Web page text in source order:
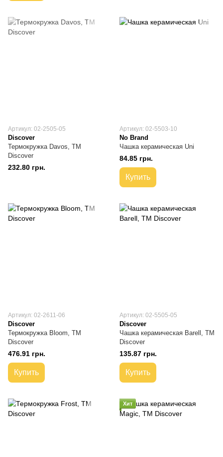
Артикул: 02-2505-05
Discover
Термокружка Davos, ТМ
Discover
232.80 грн.
Артикул: 02-5503-10
No Brand
Чашка керамическая Uni
84.85 грн.
Купить
Артикул: 02-2611-06
Discover
Термокружка Bloom, ТМ
Discover
476.91 грн.
Купить
Артикул: 02-5505-05
Discover
Чашка керамическая Barell, ТМ
Discover
135.87 грн.
Купить
Хит